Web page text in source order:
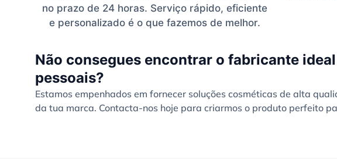
no prazo de 24 horas. Serviço rápido, eficiente
e personalizado é o que fazemos de melhor.
Não consegues encontrar o fabricante
pessoais?
Estamos empenhados em fornecer soluções cosméticas de alta
da tua marca. Contacta-nos hoje para criarmos o produto perfeito